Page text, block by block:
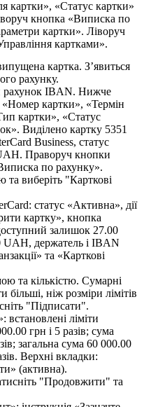
ипущена картка. З’явиться
ого рахунку.
та виберіть "Карткові
ою та кількістю. Сумарні
и більші, ніж розміри лімітів
сніть "Підписати".
тисніть "Продовжити" та